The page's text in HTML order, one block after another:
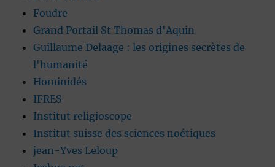
Foudre
Grand Portail St Thomas d'Aquin
Guillaume Delaage : les origines secrètes de
l'humanité
Hominidés
IFRES
Institut religioscope
Institut suisse des sciences noétiques
jean-Yves Leloup